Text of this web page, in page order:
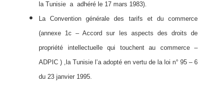
la Tunisie a adhéré le 17 mars 1983).
La Convention générale des tarifs et du commerce
(annexe 1c – Accord sur les aspects des droits de
propriété intellectuelle qui touchent au commerce –
ADPIC ) ,la Tunisie l’a adopté en vertu de la loi n° 95 – 6
du 23 janvier 1995.